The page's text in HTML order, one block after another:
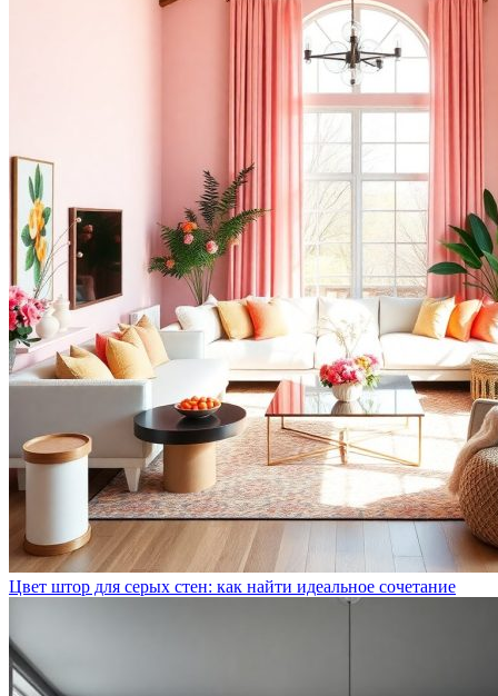
Цвет штор для серых стен: как найти идеальное сочетание